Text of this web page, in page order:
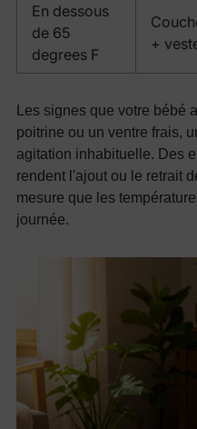
En dessous
de 65
degrees F
+
Les signes que votre bébé
poitrine ou un ventre frais,
agitation inhabituelle. Des
rendent l'ajout ou le retrait
mesure que les
journée.